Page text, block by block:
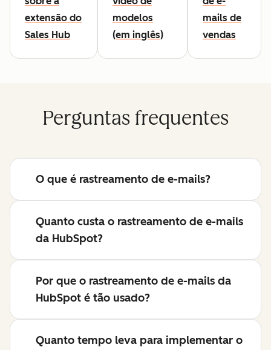
extensão do
Sales Hub
modelos
(em inglês)
mails de
vendas
Perguntas frequentes
O que é rastreamento de e-mails?
Quanto custa o rastreamento de e-mails
da HubSpot?
Por que o rastreamento de e-mails da
HubSpot é tão usado?
Quanto tempo leva para implementar o